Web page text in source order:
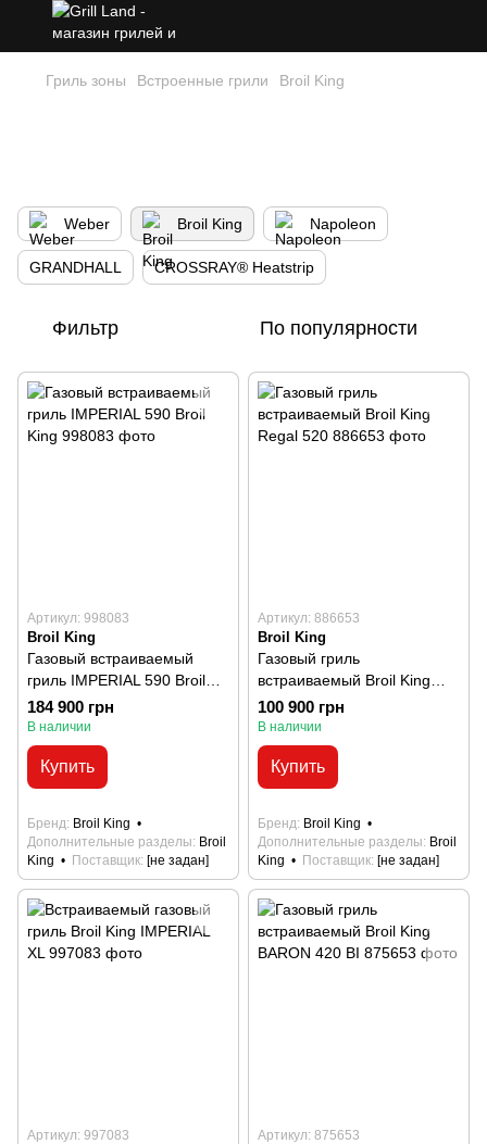
Гриль зоны Встроенные грили Broil King
Weber Broil King Napoleon
GRANDHALL CROSSRAY® Heatstrip
Фильтр По популярности
Артикул: 998083
Broil King
Газовый встраиваемый
гриль IMPERIAL 590 Broil
King
184 900 грн
В наличии
Купить
Бренд Broil King
Дополнительные разделы
Broil
King
Поставщик [не задан]
Артикул: 886653
Broil King
Газовый гриль
встраиваемый Broil King
Regal 520
100 900 грн
В наличии
Купить
Бренд Broil King
Дополнительные разделы
Broil
King
Поставщик [не задан]
Артикул: 997083 Артикул: 875653